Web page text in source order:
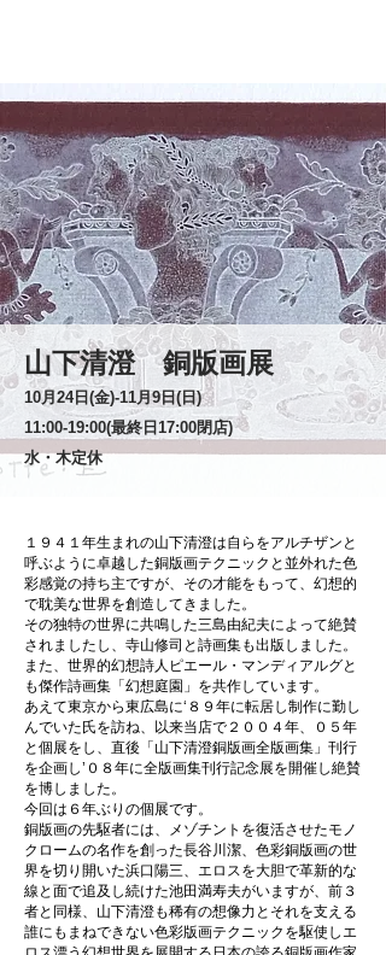
山下清澄 銅版画展
10月24日(金)‐11月9日(日)
11:00-19:00(最終日17:00閉店)
水・木定休
１９４１年生まれの山下清澄は自らをアルチザンと
呼ぶように卓越した銅版画テクニックと並外れた色
彩感覚の持ち主ですが、その才能をもって、幻想的
で耽美な世界を創造してきました。
その独特の世界に共鳴した三島由紀夫によって絶賛
されましたし、寺山修司と詩画集も出版しました。
また、世界的幻想詩人ピエール・マンディアルグと
も傑作詩画集「幻想庭園」を共作しています。
あえて東京から東広島に‘８９年に転居し制作に勤し
んでいた氏を訪ね、以来当店で２００４年、０５年
と個展をし、直後「山下清澄銅版画全版画集」刊行
を企画し’０８年に全版画集刊行記念展を開催し絶賛
を博しました。
今回は６年ぶりの個展です。
銅版画の先駆者には、メゾチントを復活させたモノ
クロームの名作を創った長谷川潔、色彩銅版画の世
界を切り開いた浜口陽三、エロスを大胆で革新的な
線と面で追及し続けた池田満寿夫がいますが、前３
者と同様、山下清澄も稀有の想像力とそれを支える
誰にもまねできない色彩版画テクニックを駆使しエ